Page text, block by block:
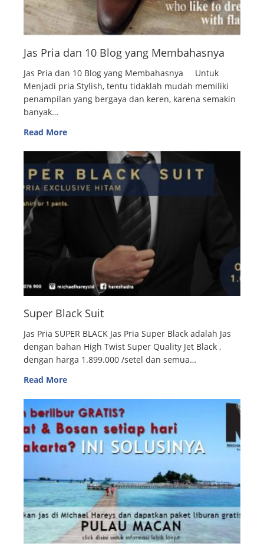
Jas Pria dan 10 Blog yang Membahasnya
Jas Pria dan 10 Blog yang Membahasnya Untuk
Menjadi pria Stylish, tentu tidaklah mudah memiliki
penampilan yang bergaya dan keren, karena semakin
banyak…
Read More
Super Black Suit
Jas Pria SUPER BLACK Jas Pria Super Black adalah Jas
dengan bahan High Twist Super Quality Jet Black ,
dengan harga 1.899.000 /setel dan semua…
Read More